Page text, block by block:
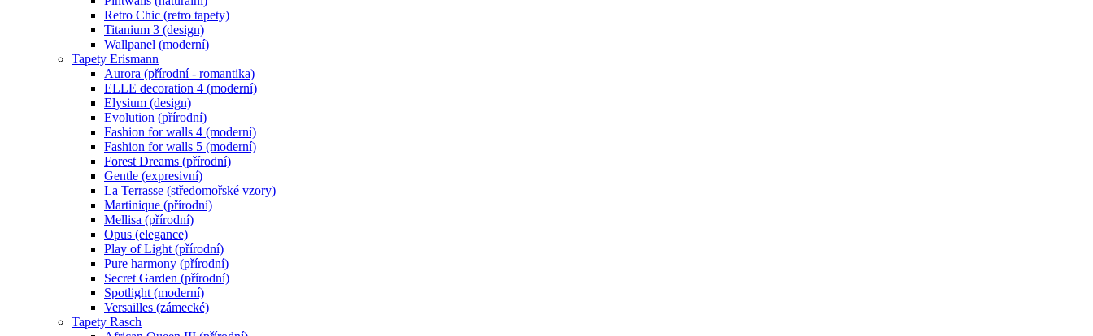
Retro Chic (retro tapety)
Titanium 3 (design)
Wallpanel (moderní)
Tapety Erismann
Aurora (přírodní - romantika)
ELLE decoration 4 (moderní)
Elysium (design)
Evolution (přírodní)
Fashion for walls 4 (moderní)
Fashion for walls 5 (moderní)
Forest Dreams (přírodní)
Gentle (expresivní)
La Terrasse (středomořské vzory)
Martinique (přírodní)
Mellisa (přírodní)
Opus (elegance)
Play of Light (přírodní)
Pure harmony (přírodní)
Secret Garden (přírodní)
Spotlight (moderní)
Versailles (zámecké)
Tapety Rasch